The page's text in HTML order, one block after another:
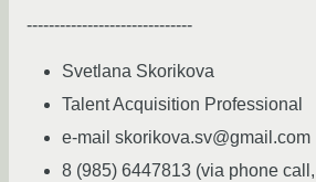
------------------------------
Svetlana Skorikova
Talent Acquisition Professional
e-mail skorikova.sv@gmail.com
8 (985) 6447813 (via phone